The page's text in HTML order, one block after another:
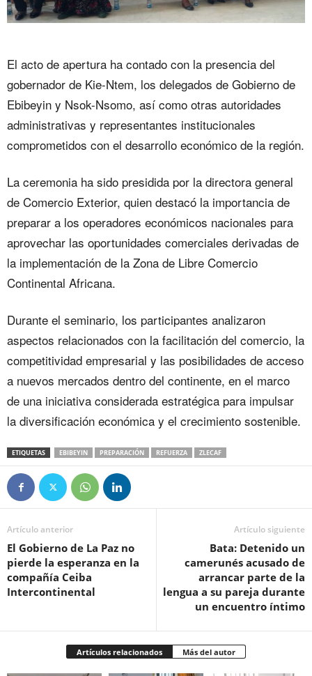
El acto de apertura ha contado con la presencia del
gobernador de Kie-Ntem, los delegados de Gobierno de
Ebibeyin y Nsok-Nsomo, así como otras autoridades
administrativas y representantes institucionales
comprometidos con el desarrollo económico de la región.
La ceremonia ha sido presidida por la directora general
de Comercio Exterior, quien destacó la importancia de
preparar a los operadores económicos nacionales para
aprovechar las oportunidades comerciales derivadas de
la implementación de la Zona de Libre Comercio
Continental Africana.
Durante el seminario, los participantes analizaron
aspectos relacionados con la facilitación del comercio, la
competitividad empresarial y las posibilidades de acceso
a nuevos mercados dentro del continente, en el marco
de una iniciativa considerada estratégica para impulsar
la diversificación económica y el crecimiento sostenible.
ETIQUETAS EBIBEYIN PREPARACIÓN REFUERZA ZLECAF
Artículo anterior
‎El Gobierno de La Paz no
pierde la esperanza en la
compañía Ceiba
Intercontinental‎
Artículo siguiente
Bata: Detenido un
camerunés acusado de
arrancar parte de la
lengua a su pareja durante
un encuentro íntimo
Artículos relacionados Más del autor